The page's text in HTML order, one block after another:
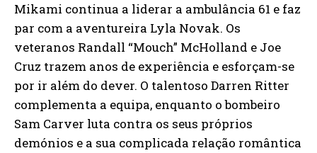
Mikami continua a liderar a ambulância 61 e faz
par com a aventureira Lyla Novak. Os
veteranos Randall “Mouch” McHolland e Joe
Cruz trazem anos de experiência e esforçam-se
por ir além do dever. O talentoso Darren Ritter
complementa a equipa, enquanto o bombeiro
Sam Carver luta contra os seus próprios
demónios e a sua complicada relação romântica